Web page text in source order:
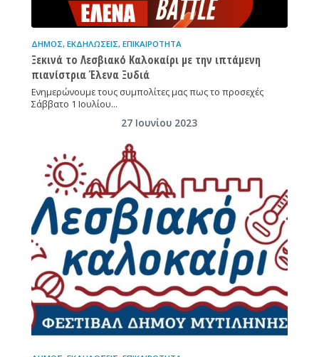
ΔΉΜΟΣ, ΕΚΔΗΛΏΣΕΙΣ, ΕΠΙΚΑΙΡΌΤΗΤΑ
Ξεκινά το Λεσβιακό Καλοκαίρι με την ιπτάμενη
πιανίστρια Έλενα Ξυδιά
Ενημερώνουμε τους συμπολίτες μας πως το προσεχές
Σάββατο 1 Ιουλίου…
27 Ιουνίου 2023